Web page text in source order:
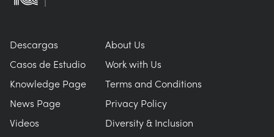
Descargas
Casos de Estudio
Knowledge Page
News Page
Videos
About Us
Work with Us
Terms and Conditions
Privacy Policy
Diversity & Inclusion